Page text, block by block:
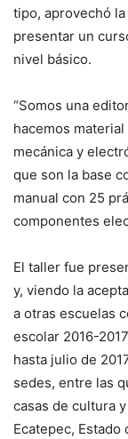
tipo, aprovechó
presentar un
nivel básico.
“Somos una
hacemos
mecánica y
que son la base
manual con 25
componentes
El taller fue
y, viendo la
a otras escuelas
escolar 2016-
hasta julio de
sedes, entre las
casas de cultura
Ecatepec, Estado